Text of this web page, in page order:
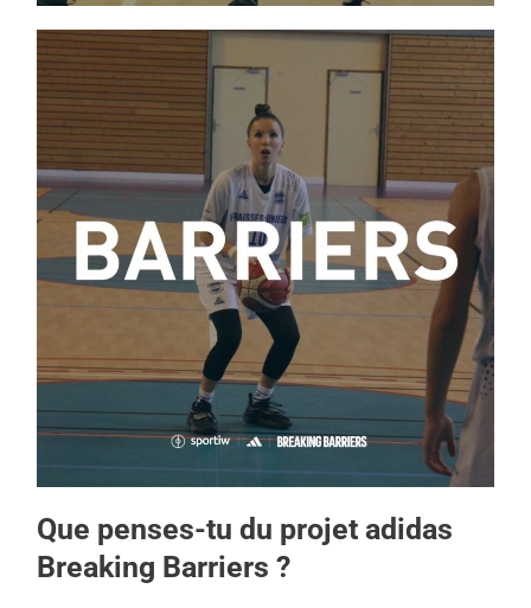
Que penses-tu du projet adidas
Breaking Barriers ?